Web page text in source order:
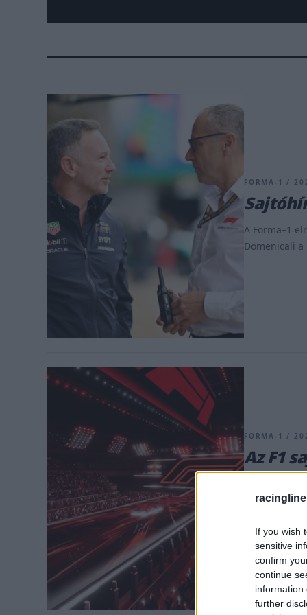
If you wish
sensitive
confirm
continue
information
further
FORMA-1 /
A Forma–1
Domenicali
FORMA-1 /
Az F1
jegy
Az F1
lehet az